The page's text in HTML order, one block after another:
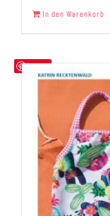
In den Warenkorb
Save